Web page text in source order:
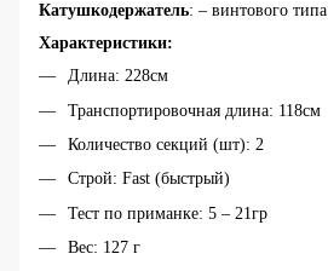
Катушкодержатель: – винтового типа
Характеристики:
Длина: 228см
Транспортировочная длина: 118см
Количество секций (шт): 2
Строй: Fast (быстрый)
Тест по приманке: 5 – 21гр
Вес: 127 г